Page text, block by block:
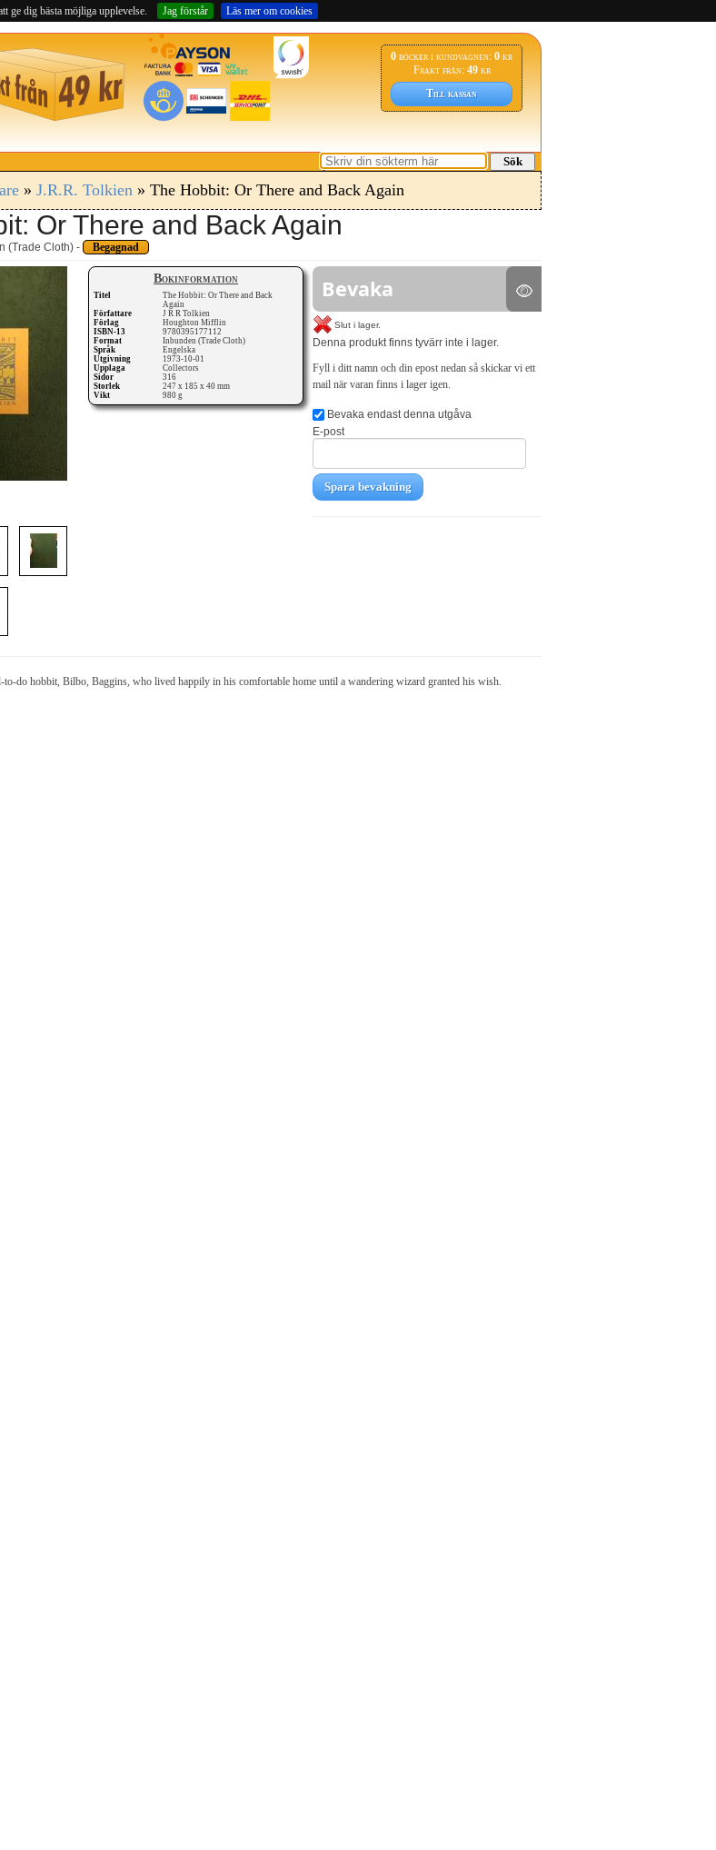
ge dig bästa möjliga upplevelse. Jag förstår Läs mer om cookies
0 böcker i kundvagnen:0kr
Frakt från: 49kr
Till kassan
Sök
» J.R.R. Tolkien» The Hobbit: Or There and Back Again
Or There and Back Again
(Trade Cloth) - Begagnad
Bokinformation
Titel
The Hobbit: Or There and Back
Again
Författare
J R R Tolkien
Förlag
Houghton Mifflin
ISBN-13
9780395177112
Format
Inbunden (Trade Cloth)
Språk
Engelska
Utgivning
1973-10-01
Upplaga
Collectors
Sidor
316
Storlek
247 x 185 x 40 mm
Vikt
980 g
Bevaka
Slut i lager.
Denna produkt finns tyvärr inte i lager.
Fyll i ditt namn och din epost nedan så skickar vi ett
mail när varan finns i lager igen.
Bevaka endast denna utgåva
E-post
Spara bevakning
to-do hobbit, Bilbo, Baggins, who lived happily in his comfortable home until a wandering wizard granted his wish.